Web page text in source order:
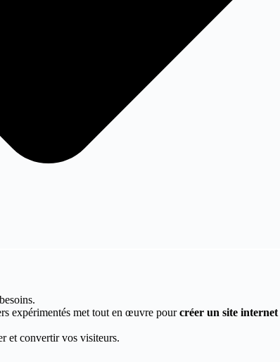
expérimentés met tout en œuvre pourcréer un site internet
et convertir vos visiteurs.